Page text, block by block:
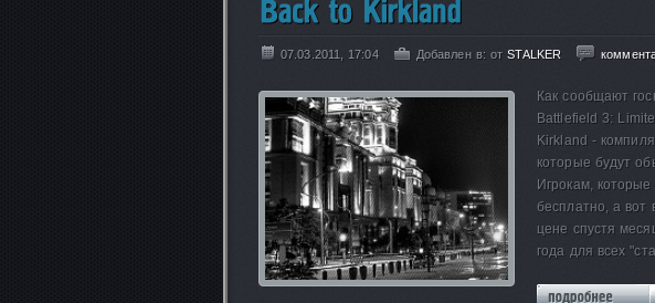
07.03.2011, 17:04 Добавлен в:отSTALKER
Как сообщают
Battlefield 3:
Kirkland -
которые будут
Игрокам,
бесплатно, а вот
цене спустя
года для всех